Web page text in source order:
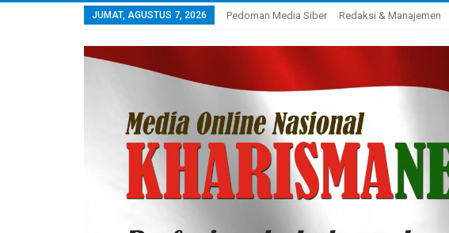
JUMAT, AGUSTUS 7, 2026 Pedoman Media Siber Redaksi & Manajemen